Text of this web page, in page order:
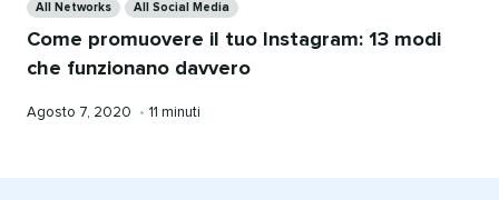
All Networks All Social Media
Come promuovere il tuo Instagram: 13 modi
che funzionano davvero
Pubblicato
Agosto 7, 2020 • Tempo
11 minuti